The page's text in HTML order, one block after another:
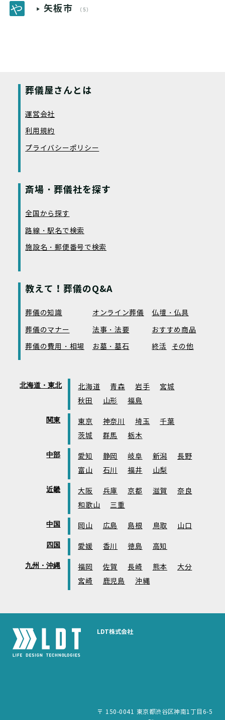
矢板市 （5）
葬儀屋さんとは
運営会社
利用規約
プライバシーポリシー
斎場・葬儀社を探す
全国から探す
路線・駅名で検索
施設名・郵便番号で検索
教えて！葬儀のQ&A
葬儀の知識 オンライン葬儀
仏壇・仏具
葬儀のマナー
法事・法要
おすすめ商品
葬儀の費用・相場
お墓・墓石 終活 その他
北海道・東北 北海道 青森 岩手
宮城
秋田
山形 福島
関東 東京 神奈川 埼玉
千葉
茨城
群馬 栃木
中部 愛知 静岡 岐阜 新潟
長野
富山
石川 福井 山梨
近畿 大阪 兵庫 京都 滋賀
奈良
和歌山
三重
中国 岡山 広島 島根 鳥取 山口
四国 愛媛 香川 徳島 高知
九州・沖縄 福岡 佐賀 長崎 熊本
大分
宮崎
鹿児島 沖縄
LDT株式会社
〒 150-0041 東京都渋谷区神南1丁目6-5